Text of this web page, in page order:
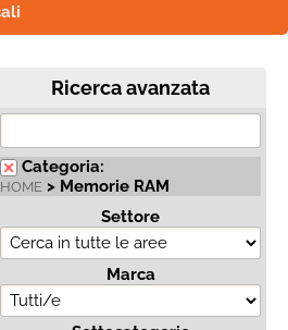
"Registrati"
Ricerca avanzata
Categoria:
HOME > Memorie RAM
Settore
Marca